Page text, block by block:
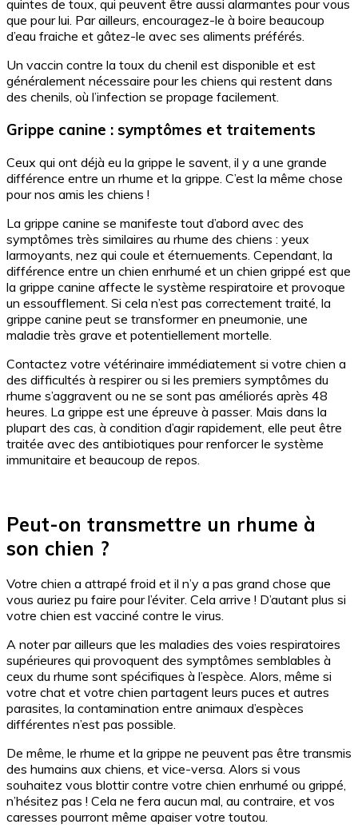
quintes de toux, qui peuvent être aussi alarmantes pour vous
que pour lui. Par ailleurs, encouragez-le à boire beaucoup
d’eau fraiche et gâtez-le avec ses aliments préférés.
Un vaccin contre la toux du chenil est disponible et est
généralement nécessaire pour les chiens qui restent dans
des chenils, où l’infection se propage facilement.
Grippe canine : symptômes et traitements
Ceux qui ont déjà eu la grippe le savent, il y a une grande
différence entre un rhume et la grippe. C’est la même chose
pour nos amis les chiens !
La grippe canine se manifeste tout d’abord avec des
symptômes très similaires au rhume des chiens : yeux
larmoyants, nez qui coule et éternuements. Cependant, la
différence entre un chien enrhumé et un chien grippé est que
la grippe canine affecte le système respiratoire et provoque
un essoufflement. Si cela n’est pas correctement traité, la
grippe canine peut se transformer en pneumonie, une
maladie très grave et potentiellement mortelle.
Contactez votre vétérinaire immédiatement si votre chien a
des difficultés à respirer ou si les premiers symptômes du
rhume s’aggravent ou ne se sont pas améliorés après 48
heures. La grippe est une épreuve à passer. Mais dans la
plupart des cas, à condition d’agir rapidement, elle peut être
traitée avec des antibiotiques pour renforcer le système
immunitaire et beaucoup de repos.
Peut-on transmettre un rhume à
son chien ?
Votre chien a attrapé froid et il n’y a pas grand chose que
vous auriez pu faire pour l’éviter. Cela arrive ! D’autant plus si
votre chien est vacciné contre le virus.
A noter par ailleurs que les maladies des voies respiratoires
supérieures qui provoquent des symptômes semblables à
ceux du rhume sont spécifiques à l’espèce. Alors, même si
votre chat et votre chien partagent leurs puces et autres
parasites, la contamination entre animaux d’espèces
différentes n’est pas possible.
De même, le rhume et la grippe ne peuvent pas être transmis
des humains aux chiens, et vice-versa. Alors si vous
souhaitez vous blottir contre votre chien enrhumé ou grippé,
n’hésitez pas ! Cela ne fera aucun mal, au contraire, et vos
caresses pourront même apaiser votre toutou.